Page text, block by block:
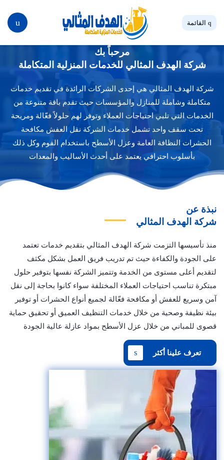
مرحباً بك
شركة الهدف المثالي للخدمات المنزلية المتكاملة
شركة الهدف المثالي هي إحدى الشركات الرائدة في تقديم خدمات
متكاملة وشاملة للمنازل والمؤسسات حيث تقدم باقة متنوعة من
الخدمات التي تلبي احتياجات العملاء وتوفر لهم حلولاً فعّالة ومريحة
تحت سقف واحد تشمل خدمات الشركة نقل العفش مكافحة
الحشرات النظافة العامة وعزل الأسطح باستخدام الفوم وكل ذلك
بأسلوب احترافي يعتمد على أحدث الأساليب والمعدات
نبذة عن
شركة الهدف المثالي
منذ تأسيسها التزمت شركة الهدف المثالي بتقديم خدمات تعتمد
على الجودة والكفاءة حيث تم تدريب فريق العمل بشكل مكثف
لتقديم أعلى مستوى من الخدمة وتتميز الشركة نفسها بتوفير حلول
مبتكرة تناسب احتياجات العملاء المختلفة سواء كانوا بحاجة إلى نقل
آمن وسريع للعفش أو مكافحة فعّالة لجميع أنواع الحشرات أو توفير
بيئة نظيفة وصحية من خلال خدمات التنظيف العميق أو تحقيق حماية
قصوى للمباني من خلال عزل الأسطح بمواد عازلة عالية الجودة
تعرف علينا أكثر